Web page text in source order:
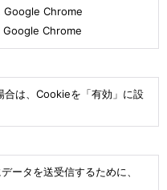
Google Chrome
Google Chrome
は、Cookieを「有効」に設
ータを送受信するために、